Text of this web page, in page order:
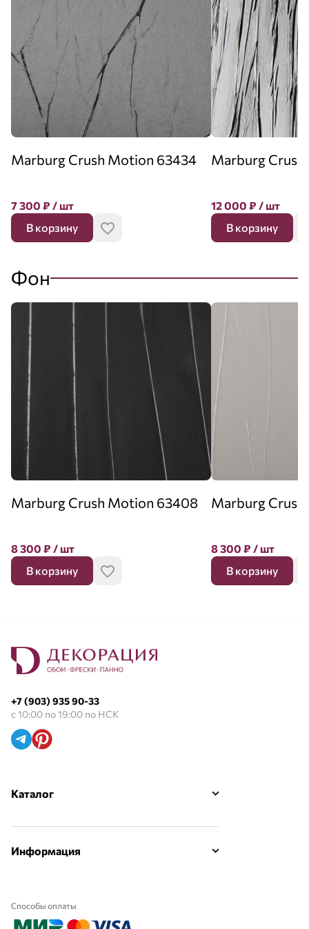
Marburg Crush Motion 63434
7 300 ₽ / шт
В корзину
Marburg
12 000 ₽ / шт
В корзину
Фон
Marburg Crush Motion 63408
8 300 ₽ / шт
В корзину
Marburg
8 300 ₽ / шт
В корзину
+7 (903) 935 90-33
с 10:00 по 19:00 по НСК
Каталог
Информация
Способы оплаты